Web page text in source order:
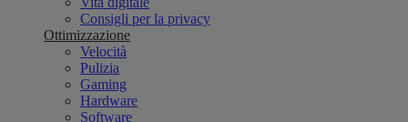
Consigli per la privacy
Ottimizzazione
Velocità
Pulizia
Gaming
Hardware
Software